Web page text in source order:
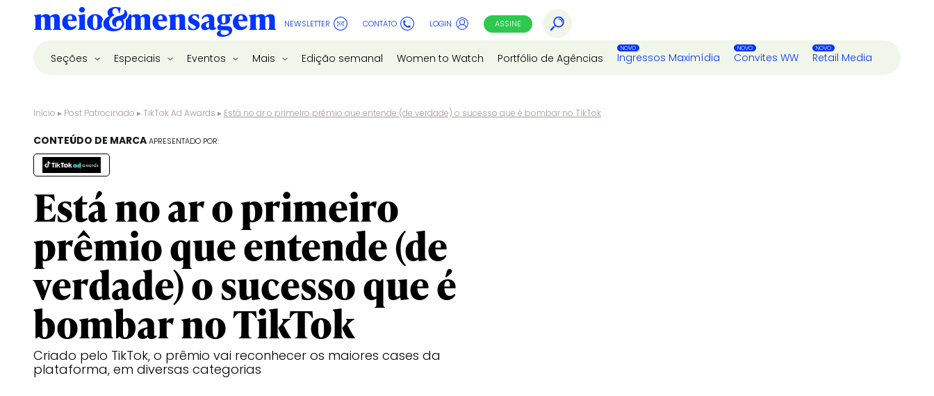
NEWSLETTER CONTATO LOGIN ASSINE
Seções Especiais Eventos Mais Edição semanal Women to Watch Portfólio de Agências Ingressos Maximídia Convites WW Retail Media
Início ▸ Post Patrocinado ▸ TikTok Ad Awards ▸ Está no ar o primeiro prêmio que entende (de verdade) o sucesso que é bombar no TikTok
CONTEÚDO DE MARCAAPRESENTADO POR:
Está no ar o primeiro
prêmio que entende (de
verdade) o sucesso que é
bombar no TikTok
Criado pelo TikTok, o prêmio vai reconhecer os maiores cases da
plataforma, em diversas categorias